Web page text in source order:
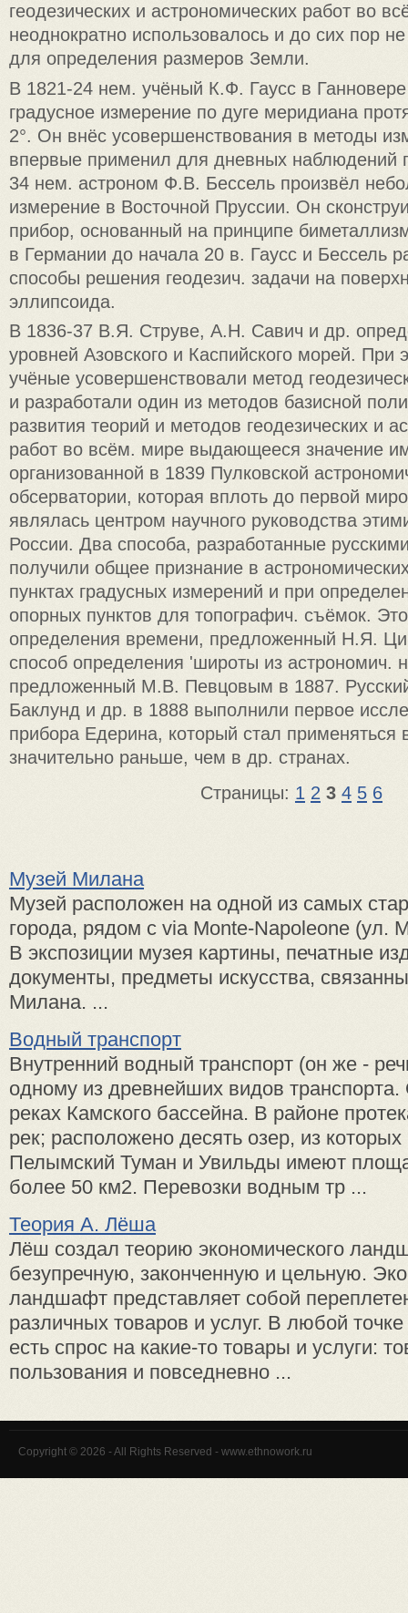
геодезических и астрономических работ во
неоднократно использовалось и до сих пор
для определения размеров Земли.
В 1821-24 нем. учёный К.Ф. Гаусс в
градусное измерение по дуге меридиана
2°. Он внёс усовершенствования в методы
впервые применил для дневных наблюдений
34 нем. астроном Ф.В. Бессель произвёл
измерение в Восточной Пруссии. Он
прибор, основанный на принципе
в Германии до начала 20 в. Гаусс и Бессель
способы решения геодезич. задачи на
эллипсоида.
В 1836-37 В.Я. Струве, А.Н. Савич и др.
уровней Азовского и Каспийского морей. При
учёные усовершенствовали метод
и разработали один из методов базисной
развития теорий и методов геодезических и
работ во всём. мире выдающееся значение
организованной в 1839 Пулковской
обсерватории, которая вплоть до первой
являлась центром научного руководства
России. Два способа, разработанные
получили общее признание в
пунктах градусных измерений и при
опорных пунктов для топографич. съёмок.
определения времени, предложенный Н.Я.
способ определения 'широты из астрономич.
предложенный М.В. Певцовым в 1887.
Баклунд и др. в 1888 выполнили первое
прибора Едерина, который стал применяться
значительно раньше, чем в др. странах.
Страницы: 1 2 3 4 5 6
Музей Милана
Музей расположен на одной из са­мых
города, рядом с via Monte-Napoleone (ул.
В экспозиции музея картины, печатные
документы, предметы искус­ства,
Милана. ...
Водный транспорт
Внутренний водный транспорт (он же -
одному из древнейших видов транспорта.
реках Камского бассейна. В районе
рек; расположено десять озер, из
Пелымский Туман и Увильды имеют
более 50 км2. Перевозки водным тр ...
Теория А. Лёша
Лёш создал теорию экономического
безупречную, законченную и цельную.
ландшафт представляет собой
различных товаров и услуг. В любой
есть спрос на какие-то товары и услуги:
пользования и повседневно ...
Copyright © 2026 - All Rights Reserved - www.ethnowork.ru